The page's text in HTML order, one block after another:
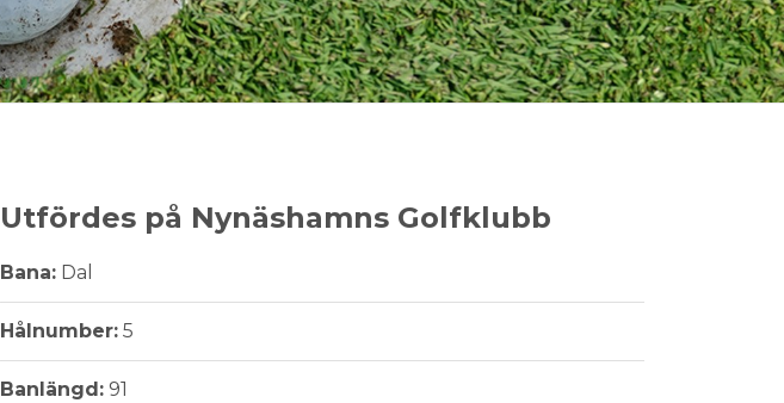
Utfördes på Nynäshamns Golfklubb
Bana: Dal
Hålnumber: 5
Banlängd: 91